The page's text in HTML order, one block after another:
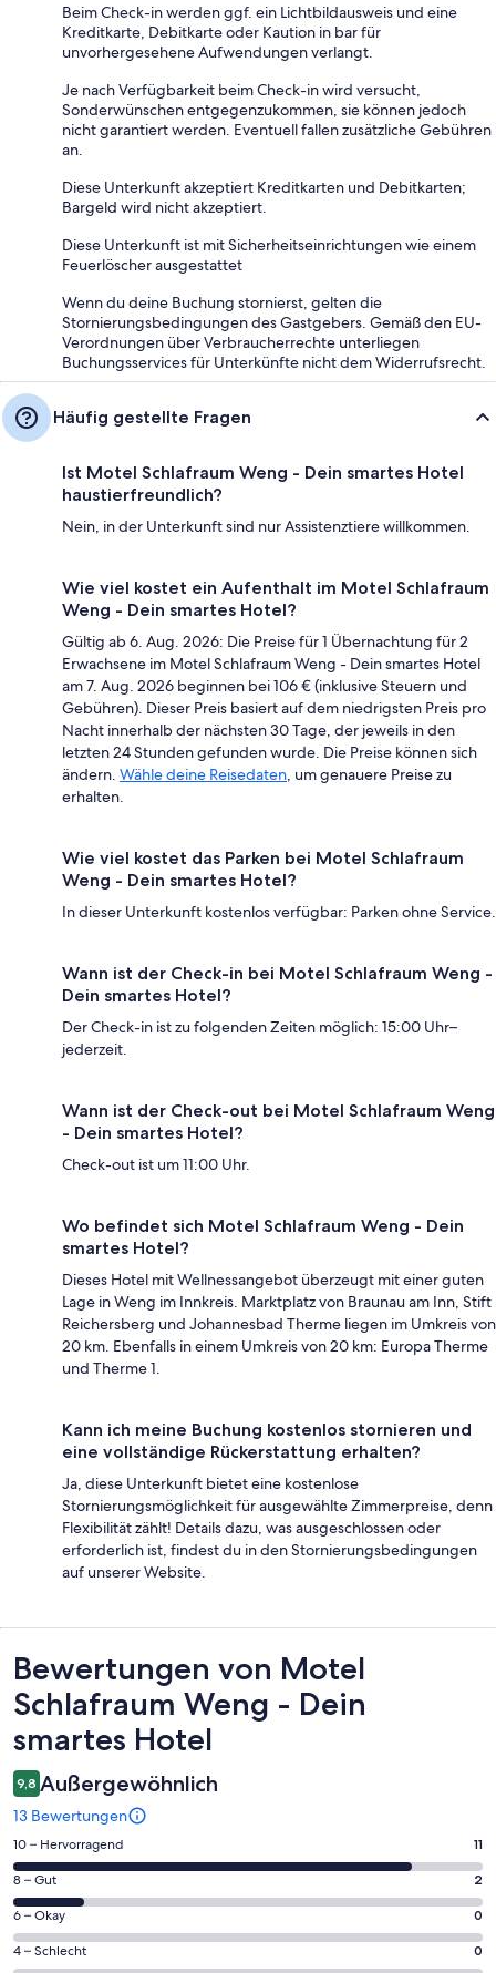
Beim Check-in werden ggf. ein Lichtbildausweis und eine
Kreditkarte, Debitkarte oder Kaution in bar für
unvorhergesehene Aufwendungen verlangt.
Je nach Verfügbarkeit beim Check-in wird versucht,
Sonderwünschen entgegenzukommen, sie können jedoch
nicht garantiert werden. Eventuell fallen zusätzliche Gebühren
an.
Diese Unterkunft akzeptiert Kreditkarten und Debitkarten;
Bargeld wird nicht akzeptiert.
Diese Unterkunft ist mit Sicherheitseinrichtungen wie einem
Feuerlöscher ausgestattet
Wenn du deine Buchung stornierst, gelten die
Stornierungsbedingungen des Gastgebers. Gemäß den EU-
Verordnungen über Verbraucherrechte unterliegen
Buchungsservices für Unterkünfte nicht dem Widerrufsrecht.
Häufig gestellte Fragen
Ist Motel Schlafraum Weng - Dein smartes Hotel
haustierfreundlich?
Nein, in der Unterkunft sind nur Assistenztiere willkommen.
Wie viel kostet ein Aufenthalt im Motel Schlafraum
Weng - Dein smartes Hotel?
Gültig ab 6. Aug. 2026: Die Preise für 1 Übernachtung für 2
Erwachsene im Motel Schlafraum Weng - Dein smartes Hotel
am 7. Aug. 2026 beginnen bei 106 € (inklusive Steuern und
Gebühren). Dieser Preis basiert auf dem niedrigsten Preis pro
Nacht innerhalb der nächsten 30 Tage, der jeweils in den
letzten 24 Stunden gefunden wurde. Die Preise können sich
ändern. Wähle deine Reisedaten, um genauere Preise zu
erhalten.
Wie viel kostet das Parken bei Motel Schlafraum
Weng - Dein smartes Hotel?
In dieser Unterkunft kostenlos verfügbar: Parken ohne Service.
Wann ist der Check-in bei Motel Schlafraum Weng -
Dein smartes Hotel?
Der Check-in ist zu folgenden Zeiten möglich: 15:00 Uhr–
jederzeit.
Wann ist der Check-out bei Motel Schlafraum Weng
- Dein smartes Hotel?
Check-out ist um 11:00 Uhr.
Wo befindet sich Motel Schlafraum Weng - Dein
smartes Hotel?
Dieses Hotel mit Wellnessangebot überzeugt mit einer guten
Lage in Weng im Innkreis. Marktplatz von Braunau am Inn, Stift
Reichersberg und Johannesbad Therme liegen im Umkreis von
20 km. Ebenfalls in einem Umkreis von 20 km: Europa Therme
und Therme 1.
Kann ich meine Buchung kostenlos stornieren und
eine vollständige Rückerstattung erhalten?
Ja, diese Unterkunft bietet eine kostenlose
Stornierungsmöglichkeit für ausgewählte Zimmerpreise, denn
Flexibilität zählt! Details dazu, was ausgeschlossen oder
erforderlich ist, findest du in den Stornierungsbedingungen
auf unserer Website.
Bewertungen
Bewertungen von Motel
Schlafraum Weng - Dein
smartes Hotel
9,8 Außergewöhnlich
13 Bewertungen
11
von
insgesamt
13
Gästebewertungen
haben
10 – Hervorragend 11
2
von
insgesamt
13
8 – Gut 2
0
von
insgesamt
6 – Okay 0
0
4 – Schlecht 0